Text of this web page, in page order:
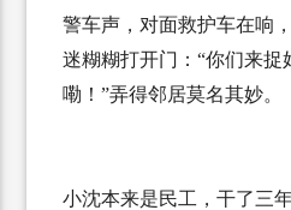
警车声，对面救护车在响
迷糊糊打开门：“你们来捉
嘞！”弄得邻居莫名其妙。
小沈本来是民工，干了三年